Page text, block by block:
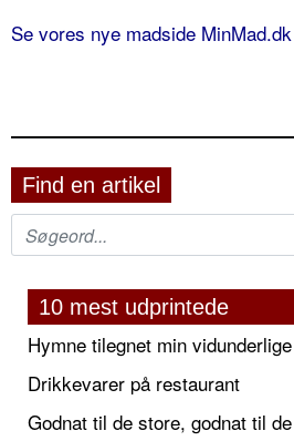
Se vores nye madside MinMad.dk
Find en artikel
10 mest udprintede
Hymne tilegnet min
Drikkevarer på restaurant
Godnat til de store, godnat til